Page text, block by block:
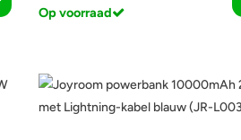
Op voorraad